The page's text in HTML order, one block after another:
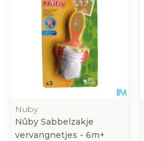
Nuby
Nûby Sabbelzakje
vervangnetjes - 6m+